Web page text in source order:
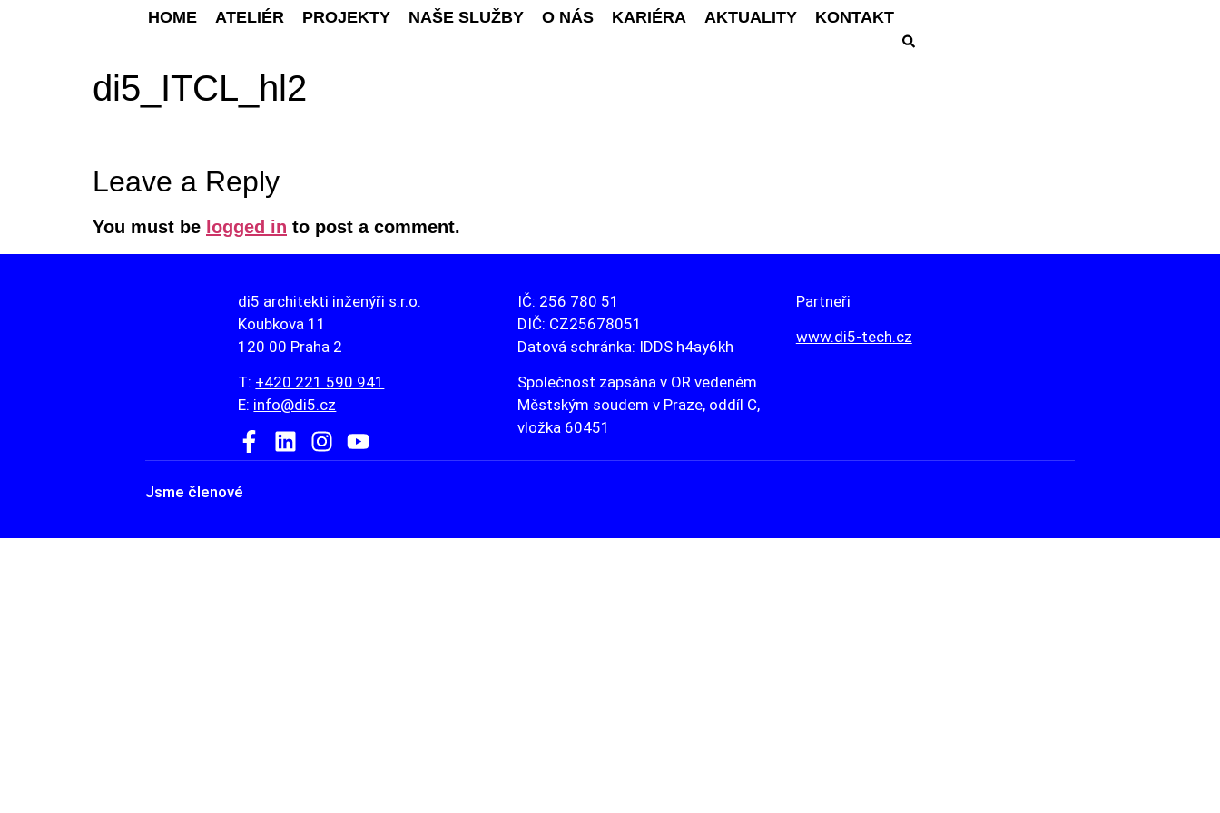
HOME ATELIÉR PROJEKTY NAŠE SLUŽBY O NÁS KARIÉRA AKTUALITY KONTAKT
di5_ITCL_hl2
Leave a Reply
You must be logged in to post a comment.
di5 architekti inženýři s.r.o.
Koubkova 11
120 00 Praha 2
T: +420 221 590 941
E: info@di5.cz
IČ: 256 780 51
DIČ: CZ25678051
Datová schránka: IDDS h4ay6kh
Společnost zapsána v OR vedeném
Městským soudem v Praze, oddíl C,
vložka 60451
Partneři
www.di5-tech.cz
Jsme členové